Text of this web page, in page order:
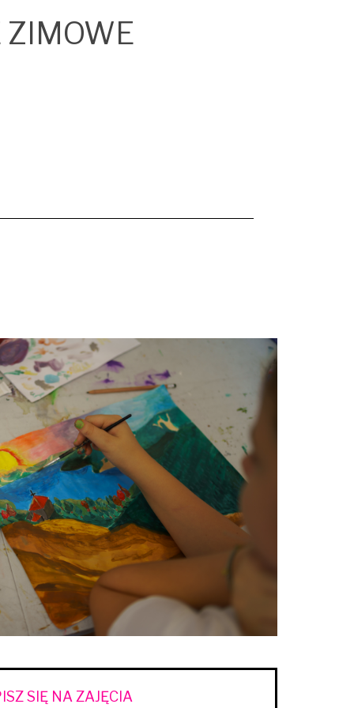
ZIMOWE
SIĘ NA ZAJĘCIA